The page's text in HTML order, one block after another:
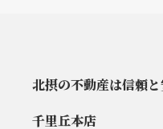
北摂の不動産は信頼
千里丘本店